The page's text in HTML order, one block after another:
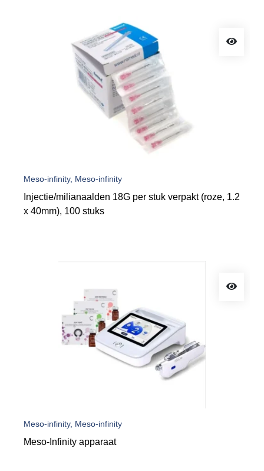
Meso-infinity, Meso-infinity
Injectie/milianaalden 18G per stuk verpakt (roze, 1.2
x 40mm), 100 stuks
Meso-infinity, Meso-infinity
Meso-Infinity apparaat